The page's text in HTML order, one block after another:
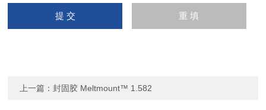
上一篇：封固胶 Meltmount™ 1.582